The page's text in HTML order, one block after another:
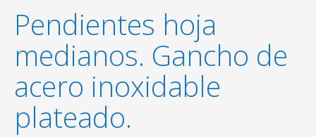
Pendientes hoja
medianos. Gancho de
acero inoxidable
plateado.